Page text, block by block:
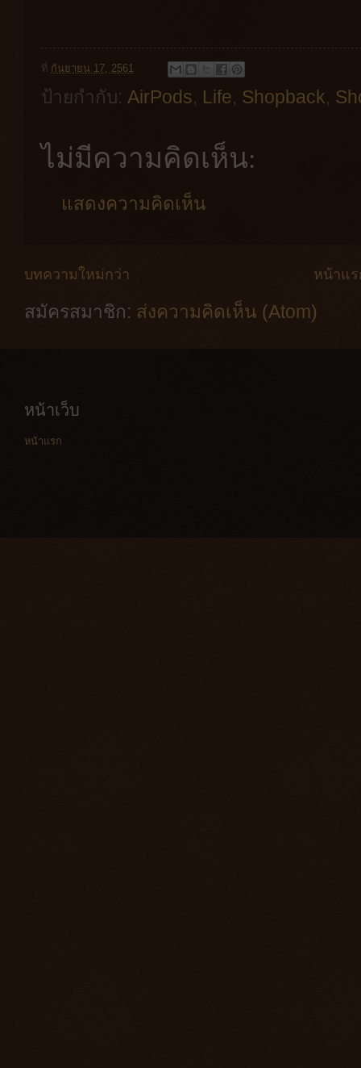
ที่ กันยายน 17, 2561
ป้ายกำกับ: AirPods, Life, Shopback,
ไม่มีความคิดเห็น:
แสดงความคิดเห็น
บทความใหม่กว่า หน้าแร
สมัครสมาชิก: ส่งความคิดเห็น (Atom)
หน้าเว็บ
หน้าแรก